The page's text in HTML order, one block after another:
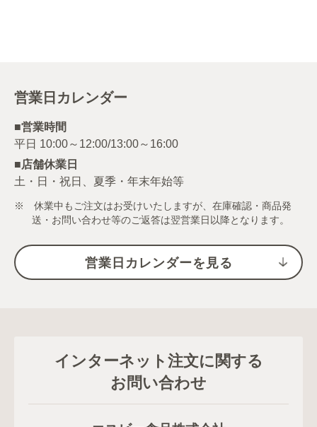
営業日カレンダー
■営業時間
■店舗休業日
土・日・祝日、夏季・年末年始等
※ 休業中もご注文はお受けいたしますが、在庫確認・商品発
送・お問い合わせ等のご返答は翌営業日以降となります。
営業日カレンダーを見る
インターネット注文に関する
お問い合わせ